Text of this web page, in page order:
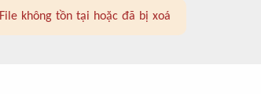
File không tồn tại hoặc đã bị xoá